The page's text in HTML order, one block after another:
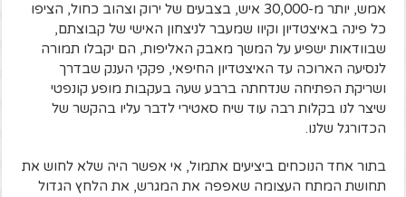
אמש, יותר מ-30,000 איש, בצבעים של ירוק וצהוב כחול, הציפו
כל פינה באיצטדיון וקיוו שמעבר לניצחון האישי של קבוצתם,
שבוודאות ישפיע על המשך מאבק האליפות, הם יקבלו תמורה
לנסיעה הארוכה עד האיצטדיון החיפאי, פקקי הענק שבדרך
ושריקת הפתיחה שנדחתה ברבע שעה בעקבות מופע קונפטי
שיצר לנו בקלות רבה עוד שיח סאטירי לדבר עליו בהקשר של
הכדורגל שלנו.
בתור אחד הנוכחים ביציעים אתמול, אי אפשר היה שלא לחוש את
תחושת המתח העצומה שאפפה את המגרש, את הלחץ הגדול